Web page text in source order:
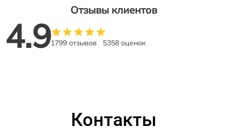
Отзывы клиентов
4.91799 отзывов 5358 оценок
Контакты